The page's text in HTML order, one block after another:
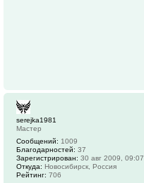
serejka1981
Мастер
Сообщений: 1009
Благодарностей: 37
Зарегистрирован: 30 авг 2009, 09:07
Откуда: Новосибирск, Россия
Рейтинг: 706